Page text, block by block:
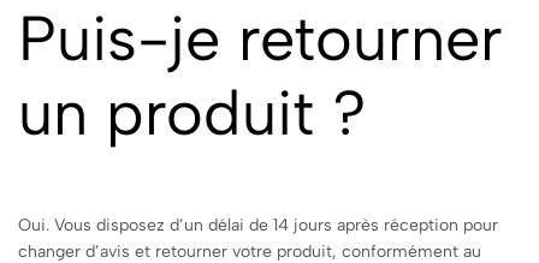
Puis-je retourner
un produit ?
Oui. Vous disposez d’un délai de 14 jours après réception pour
changer d’avis et retourner votre produit, conformément au